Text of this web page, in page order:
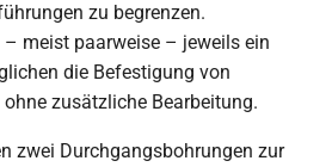
zu begrenzen.
meist paarweise – jeweils ein
die Befestigung von
zusätzliche Bearbeitung.
zwei Durchgangsbohrungen zur